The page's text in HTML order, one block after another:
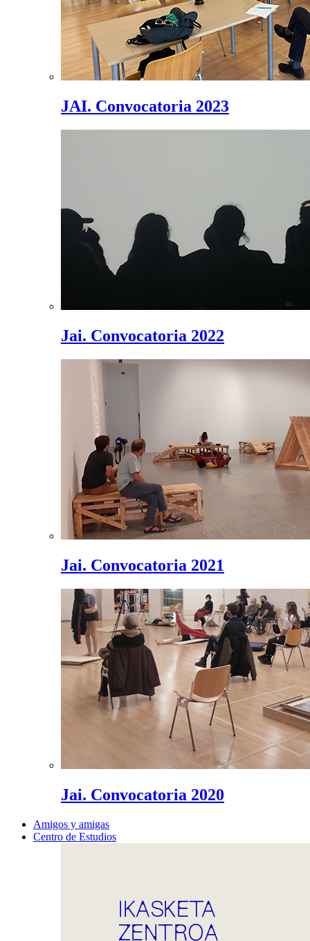
JAI. Convocatoria 2023
Jai. Convocatoria 2022
Jai. Convocatoria 2021
Jai. Convocatoria 2020
Amigos y amigas
Centro de Estudios